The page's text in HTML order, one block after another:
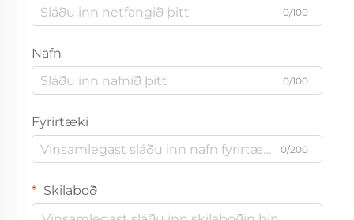
0/100
Nafn
0/100
Fyrirtæki
0/200
Skilaboð